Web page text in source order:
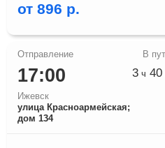
от 896 р.
17:00
Ижевск
улица Красноармейская;
дом 134
3 ч 40